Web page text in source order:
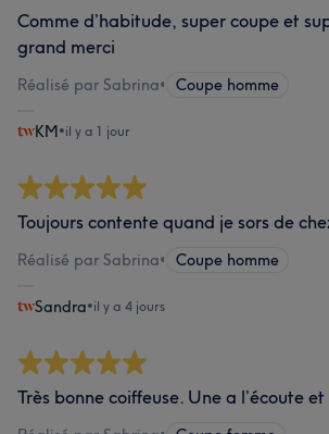
Comme d’habitude, super coupe et
grand merci
Réalisé par Sabrina• Coupe homme
KM•il y a 1 jour
Toujours contente quand je sors de
Réalisé par Sabrina• Coupe homme
Sandra•il y a 4 jours
Très bonne coiffeuse. Une a l’écoute